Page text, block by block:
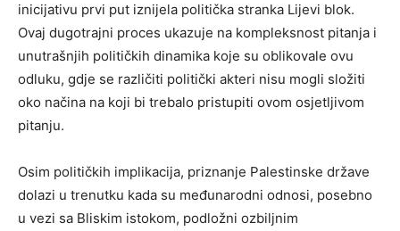
inicijativu prvi put iznijela politička stranka Lijevi blok.
Ovaj dugotrajni proces ukazuje na kompleksnost pitanja i
unutrašnjih političkih dinamika koje su oblikovale ovu
odluku, gdje se različiti politički akteri nisu mogli složiti
oko načina na koji bi trebalo pristupiti ovom osjetljivom
pitanju.
Osim političkih implikacija, priznanje Palestinske države
dolazi u trenutku kada su međunarodni odnosi, posebno
u vezi sa Bliskim istokom, podložni ozbiljnim